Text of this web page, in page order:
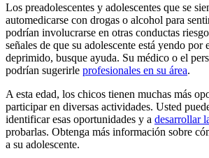
Los preadolescentes y adolescentes que se
automedicarse con drogas o alcohol para
podrían involucrarse en otras conductas
señales de que su adolescente está yendo por
deprimido, busque ayuda. Su médico o el
podrían sugerirle profesionales en su área.
A esta edad, los chicos tienen muchas más
participar en diversas actividades. Usted
identificar esas oportunidades y a desarrollar
probarlas. Obtenga más información sobre
a su adolescente.